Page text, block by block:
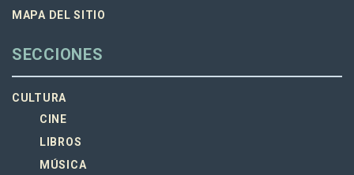
MAPA DEL SITIO
SECCIONES
CULTURA
CINE
LIBROS
MÚSICA